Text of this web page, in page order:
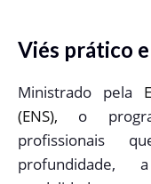
Viés prático
Ministrado pela
(ENS), o
profissionais
profundidade,